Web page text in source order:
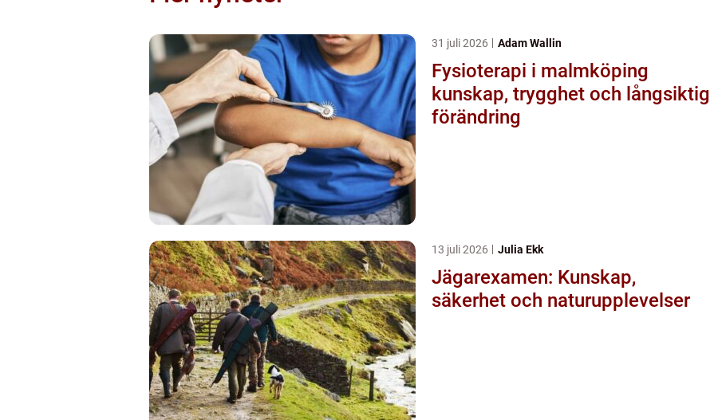
31 juli 2026 Adam Wallin
Fysioterapi i malmköping
kunskap, trygghet och långsiktig
förändring
13 juli 2026 Julia Ekk
Jägarexamen: Kunskap,
säkerhet och naturupplevelser